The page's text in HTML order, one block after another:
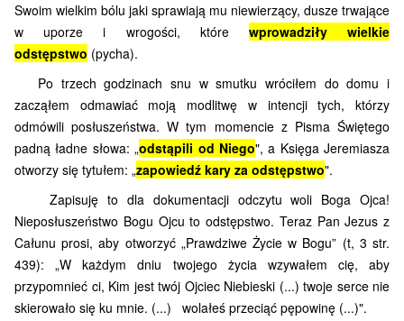
Swoim wielkim bólu jaki sprawiają mu niewierzący, dusze trwające
w uporze i wrogości, które wprowadziły wielkie
odstępstwo (pycha).
Po trzech godzinach snu w smutku wróciłem do domu i
zacząłem odmawiać moją modlitwę w intencji tych, którzy
odmówili posłuszeństwa. W tym momencie z Pisma Świętego
padną ładne słowa: „odstąpili od Niego", a Księga Jeremiasza
otworzy się tytułem: „zapowiedź kary za odstępstwo".
Zapisuję to dla dokumentacji odczytu woli Boga Ojca!
Nieposłuszeństwo Bogu Ojcu to odstępstwo. Teraz Pan Jezus z
Całunu prosi, aby otworzyć „Prawdziwe Życie w Bogu” (t, 3 str.
439): „W każdym dniu twojego życia wzywałem cię, aby
przypomnieć ci, Kim jest twój Ojciec Niebieski (...) twoje serce nie
skierowało się ku mnie. (...) wolałeś przeciąć pępowinę (...)".